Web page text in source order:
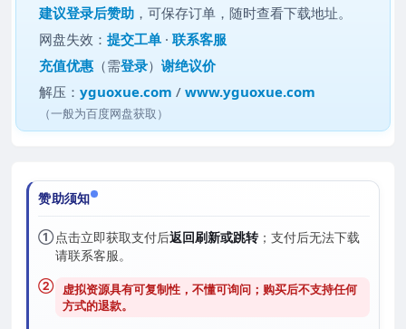
建议登录后赞助 ，可保存订单，随时查看下载地址。
网盘失效：提交工单 ·联系客服
充值优惠 （需登录）谢绝议价
解压：yguoxue.com /www.yguoxue.com
（一般为百度网盘获取）
赞助须知
①点击立即获取支付后返回刷新或跳转；支付后无法下载
请联系客服。
② 虚拟资源具有可复制性，不懂可询问；购买后不支持任何
方式的退款。